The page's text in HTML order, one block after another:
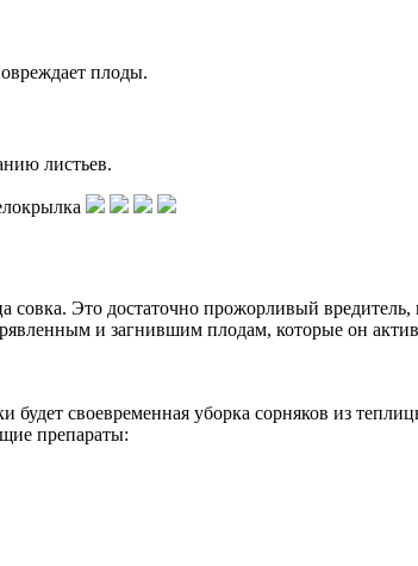
плоды.
листьев.
Это достаточно прожорливый вредитель,
и загнившим плодам, которые он
своевременная уборка сорняков из
препараты: